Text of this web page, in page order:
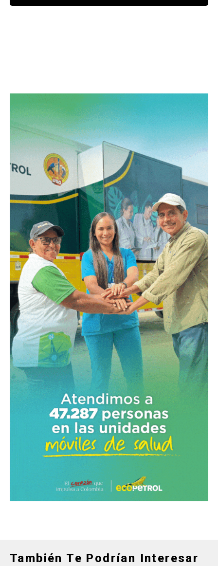
También Te Podrían Interesar